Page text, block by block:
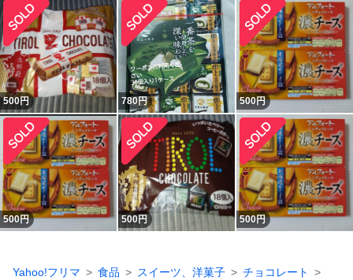
500円 780円 500円
500円 500円 500円
Yahoo!フリマ 食品 スイーツ、洋菓子
チョコレート